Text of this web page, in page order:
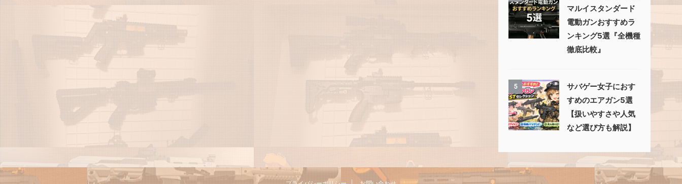
マルイスタンダード
電動ガンおすすめラ
ンキング5選『全機種
徹底比較』
5
サバゲー女子におす
すめのエアガン5選
【扱いやすさや人気
など選び方も解説】